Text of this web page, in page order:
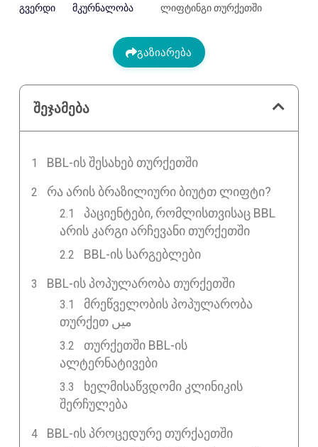
გვერდი
მკურნალობა
ლიფტინგი თურქეთში
გაზიარება
შეჯამება
BBL-ᲘᲡ ᲨᲔᲡᲐᲮᲔᲑ ᲗᲣᲠᲥᲔᲗᲨᲘ
ᲠᲐ ᲐᲠᲘᲡ ᲑᲠᲐᲖᲘᲚᲘᲣᲠᲘ ᲑᲘᲣᲢᲗ ᲚᲘᲤᲢᲘ?
პაციენტები, რომლისთვისაც BBL
არის კარგი არჩევანი თურქეთში
BBL-ის სარგებლები
BBL-ᲘᲡ ᲞᲝᲞᲣᲚᲐᲠᲝᲑᲐ ᲗᲣᲠᲥᲔᲗᲨᲘ
მრეწველობის პოპულარობა
თურქეთ میں
თურქეთში BBL-ის
ალტერნატივები
ხელმისაწვდომი კლინიკის
შერჩულება
BBL-ᲘᲡ ᲞᲠᲝᲪᲔᲓᲣᲠᲔ ᲗᲣᲠᲥᲐᲔᲗᲨᲘ